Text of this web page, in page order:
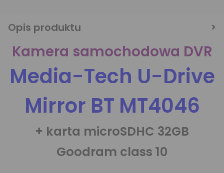
Opis produktu
Kamera samochodowa DVR
Media-Tech U-Drive
Mirror BT MT4046
+ karta microSDHC 32GB
Goodram class 10